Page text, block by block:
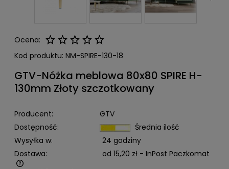
Ocena:
Kod produktu: NM-SPIRE-130-18
GTV-Nóżka meblowa 80x80 SPIRE H-
130mm Złoty szczotkowany
Producent:
GTV
Dostępność:
Średnia ilość
Wysyłka w:
24 godziny
Dostawa:
od 15,20 zł - InPost Paczkomat